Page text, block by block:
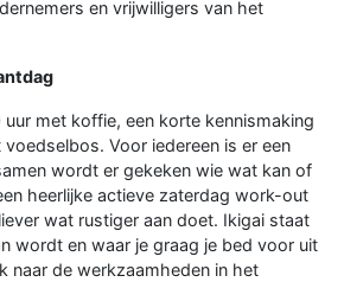
en vrijwilligers van het
met koffie, een korte kennismaking
Voor iedereen is er een
wordt er gekeken wie wat kan of
heerlijke actieve zaterdag work-out
wat rustiger aan doet. Ikigai staat
wordt en waar je graag je bed voor uit
naar de werkzaamheden in het